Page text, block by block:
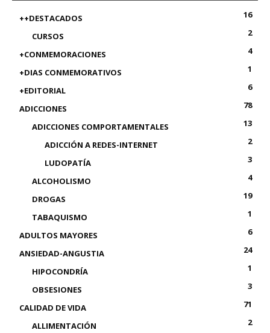
++DESTACADOS
16
CURSOS
2
+CONMEMORACIONES
4
+DIAS CONMEMORATIVOS
1
+EDITORIAL
6
ADICCIONES
78
ADICCIONES COMPORTAMENTALES
13
ADICCIÓN A REDES-INTERNET
2
LUDOPATÍA
3
ALCOHOLISMO
4
DROGAS
19
TABAQUISMO
1
ADULTOS MAYORES
6
ANSIEDAD-ANGUSTIA
24
HIPOCONDRÍA
1
OBSESIONES
3
CALIDAD DE VIDA
71
ALLIMENTACIÓN
2